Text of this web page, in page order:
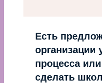
Есть
организации
процесса или
сделать